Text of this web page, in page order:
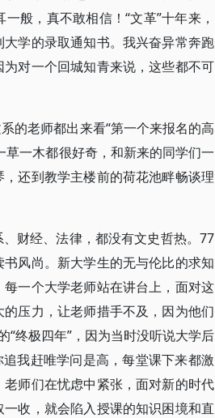
般，真不敢相信！“文革”十年来，
学的录取通知书。我兴奋异常奔跑
对一个回城知青来说，这些都不可
的老师都出来看“第一个来报名的高
一木都很好奇，和新来的同学们一
还到教学主楼前的荷花池畔畅谈理
财经、法律，都没有文史哲热。77
风尚。新大学生的无与伦比的求知
一个大学老师站在讲台上，面对这
压力，让老师措手不及，因为他们
“终极四年”，因为当时没听说大学后
我赶唯学问是高，每堂课下来都激
师们在忧虑中紧张，面对新的时代
收，就会陷入授课的知识困境和直